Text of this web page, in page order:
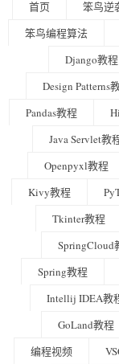
首页 笨鸟逆
笨鸟编程算法
Django教程
Design Patterns
Pandas教程
Java Servlet教
Openpyxl教程
Kivy教程
Tkinter教程
SpringCloud
Spring教程
Intellij IDEA教
GoLand教程
编程视频